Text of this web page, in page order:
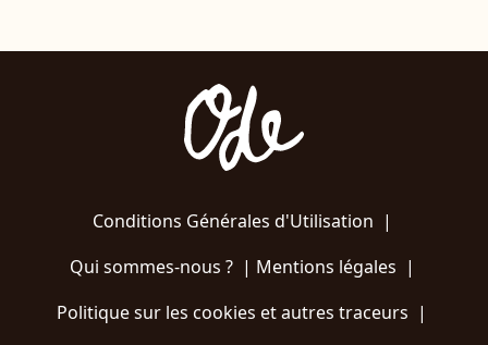
Conditions Générales d'Utilisation |
Qui sommes-nous ?| Mentions légales |
Politique sur les cookies et autres traceurs |